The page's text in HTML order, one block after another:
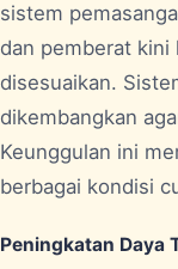
sistem
dan pemberat
disesuaikan.
dikembangkan
Keunggulan ini
berbagai kondisi
Peningkatan Daya